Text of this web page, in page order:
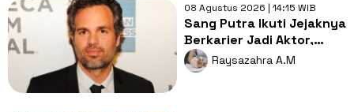
08 Agustus 2026 | 14:15 WIB
Sang Putra Ikuti Jejaknya
Berkarier Jadi Aktor,
Begini Reaksi Mark
Ruffalo
Raysazahra A.M